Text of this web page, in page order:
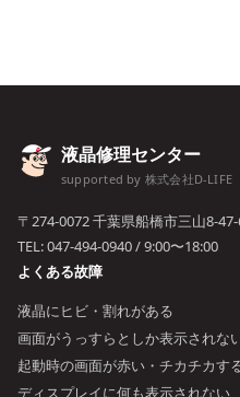
液晶修理センター
supported by 株式会社D-LIFE
〒274-0072 千葉県船橋市三山8-
TEL:047-494-0940/ 9:00〜18:00
よくある故障
液晶にヒビ・割れがある
画面がうっすらとしか表示されな
起動時の画面が赤い・チカチカす
ディスプレイに何も表示されない